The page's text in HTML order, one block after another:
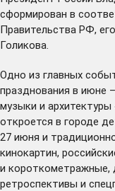
сформирован в
Правительства РФ,
Голикова.
Одно из главных
празднования в июне
музыки и архитектуры
откроется в городе
27 июня и
кинокартин,
и короткометражные,
ретроспективы и